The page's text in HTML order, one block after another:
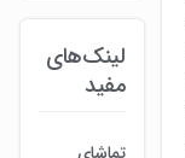
لینک‌های
مفید